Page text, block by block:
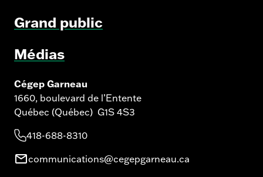
Cégep Garneau
1660, boulevard de l’Entente
Québec (Québec) G1S 4S3
418-688-8310
communications@cegepgarneau.ca
Grand public
Médias